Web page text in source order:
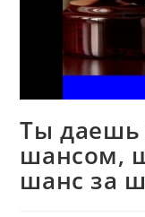
Ты даешь
шансом,
шанс за